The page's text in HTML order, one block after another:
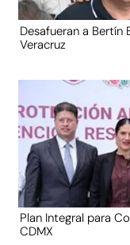
Desafueran a
Veracruz
Plan Integral para
CDMX